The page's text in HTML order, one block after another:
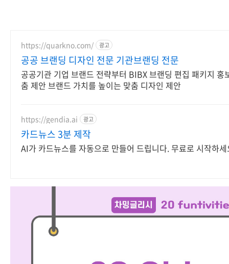
https://quarkno.com/ 광고
공공 브랜딩 디자인 전문 기관브랜딩 전문
공공기관 기업 브랜드 전략부터 BIBX 브랜딩 편집 패키지 홍
춤 제안 브랜드 가치를 높이는 맞춤 디자인 제안
https://gendia.ai 광고
카드뉴스 3분 제작
AI가 카드뉴스를 자동으로 만들어 드립니다. 무료로 시작하